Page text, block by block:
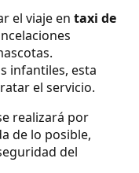
el viaje en taxi de
infantiles, esta
el servicio.
realizará por
de lo posible,
del